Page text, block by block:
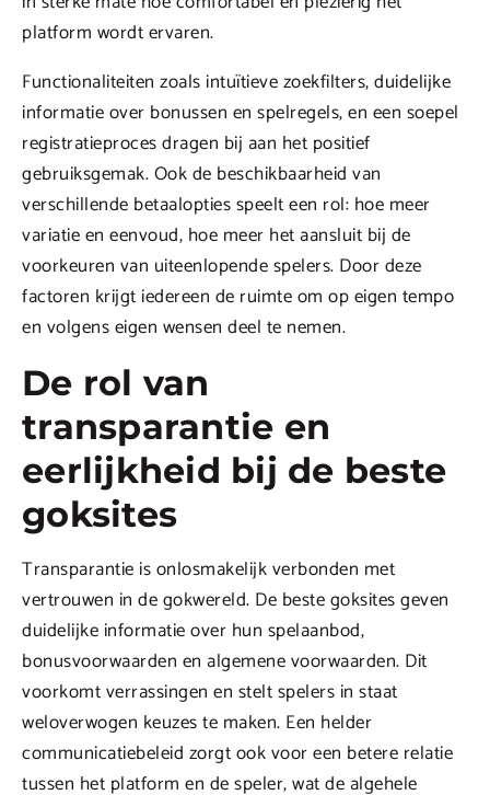
platform wordt ervaren.
Functionaliteiten zoals intuïtieve zoekfilters, duidelijke
informatie over bonussen en spelregels, en een soepel
registratieproces dragen bij aan het positief
gebruiksgemak. Ook de beschikbaarheid van
verschillende betaalopties speelt een rol: hoe meer
variatie en eenvoud, hoe meer het aansluit bij de
voorkeuren van uiteenlopende spelers. Door deze
factoren krijgt iedereen de ruimte om op eigen tempo
en volgens eigen wensen deel te nemen.
De rol van
transparantie en
eerlijkheid bij de beste
goksites
Transparantie is onlosmakelijk verbonden met
vertrouwen in de gokwereld. De beste goksites geven
duidelijke informatie over hun spelaanbod,
bonusvoorwaarden en algemene voorwaarden. Dit
voorkomt verrassingen en stelt spelers in staat
weloverwogen keuzes te maken. Een helder
communicatiebeleid zorgt ook voor een betere relatie
tussen het platform en de speler, wat de algehele